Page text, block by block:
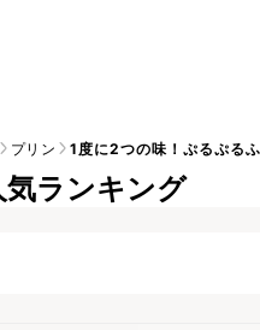
プリン 1度に2つの味！ぷるぷる
気ランキング